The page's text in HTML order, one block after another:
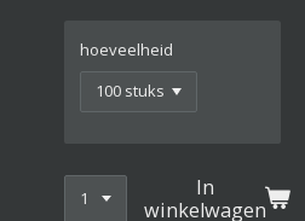
hoeveelheid
In
winkelwagen